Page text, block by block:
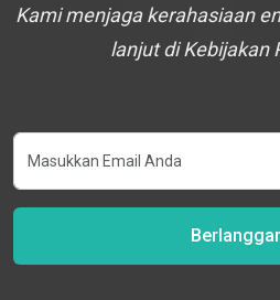
Kami menjaga kerahasiaan
lanjut di Kebijakan